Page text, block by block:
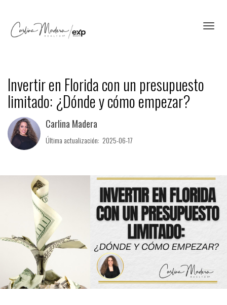
Invertir en Florida con un presupuesto
limitado: ¿Dónde y cómo empezar?
Carlina Madera
Última actualización: 2025-06-17